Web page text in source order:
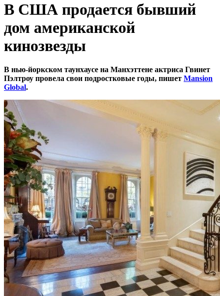
В США продается бывший
дом американской
кинозвезды
В нью-йоркском таунхаусе на Манхэттене актриса Гвинет
Пэлтроу провела свои подростковые годы, пишет Mansion
Global.